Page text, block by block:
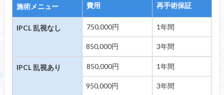
施術メニュー 費用 再手術保証
IPCL 乱視なし 750,000円 1年間
850,000円 3年間
IPCL 乱視あり 850,000円 1年間
950,000円 3年間